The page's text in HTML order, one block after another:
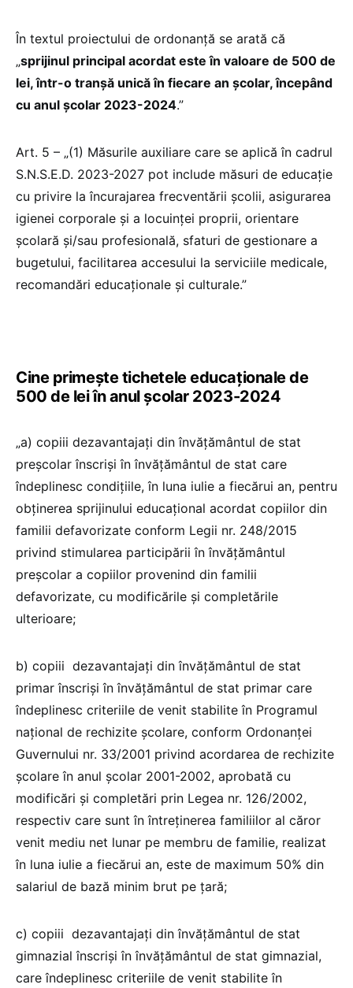
În textul proiectului de ordonanță se arată că
„sprijinul principal acordat este în valoare de 500 de
lei, într-o tranșă unică în fiecare an școlar, începând
cu anul școlar 2023-2024.”
Art. 5 – „(1) Măsurile auxiliare care se aplică în cadrul
S.N.S.E.D. 2023-2027 pot include măsuri de educaţie
cu privire la încurajarea frecventării şcolii, asigurarea
igienei corporale şi a locuinţei proprii, orientare
şcolară şi/sau profesională, sfaturi de gestionare a
bugetului, facilitarea accesului la serviciile medicale,
recomandări educaţionale şi culturale.”
Cine primește tichetele educaționale de
500 de lei în anul școlar 2023-2024
„a) copiii dezavantajaţi din învăţământul de stat
preşcolar înscrişi în învăţământul de stat care
îndeplinesc condiţiile, în luna iulie a fiecărui an, pentru
obţinerea sprijinului educaţional acordat copiilor din
familii defavorizate conform Legii nr. 248/2015
privind stimularea participării în învăţământul
preşcolar a copiilor provenind din familii
defavorizate, cu modificările şi completările
ulterioare;
b) copiii dezavantajaţi din învăţământul de stat
primar înscrişi în învăţământul de stat primar care
îndeplinesc criteriile de venit stabilite în Programul
naţional de rechizite şcolare, conform Ordonanţei
Guvernului nr. 33/2001 privind acordarea de rechizite
şcolare în anul şcolar 2001-2002, aprobată cu
modificări şi completări prin Legea nr. 126/2002,
respectiv care sunt în întreţinerea familiilor al căror
venit mediu net lunar pe membru de familie, realizat
în luna iulie a fiecărui an, este de maximum 50% din
salariul de bază minim brut pe ţară;
c) copiii dezavantajaţi din învăţământul de stat
gimnazial înscrişi în învăţământul de stat gimnazial,
care îndeplinesc criteriile de venit stabilite în